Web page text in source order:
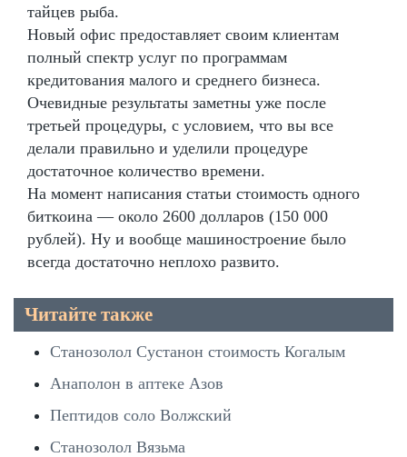
тайцев рыба.
Новый офис предоставляет своим клиентам
полный спектр услуг по программам
кредитования малого и среднего бизнеса.
Очевидные результаты заметны уже после
третьей процедуры, с условием, что вы все
делали правильно и уделили процедуре
достаточное количество времени.
На момент написания статьи стоимость одного
биткоина — около 2600 долларов (150 000
рублей). Ну и вообще машиностроение было
всегда достаточно неплохо развито.
Читайте также
Станозолол Сустанон стоимость Когалым
Анаполон в аптеке Азов
Пептидов соло Волжский
Станозолол Вязьма